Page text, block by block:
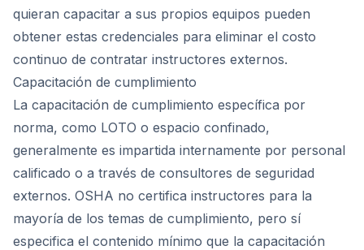
quieran capacitar a sus propios equipos pueden
obtener estas credenciales para eliminar el costo
continuo de contratar instructores externos.
Capacitación de cumplimiento
La capacitación de cumplimiento específica por
norma, como LOTO o espacio confinado,
generalmente es impartida internamente por personal
calificado o a través de consultores de seguridad
externos. OSHA no certifica instructores para la
mayoría de los temas de cumplimiento, pero sí
especifica el contenido mínimo que la capacitación